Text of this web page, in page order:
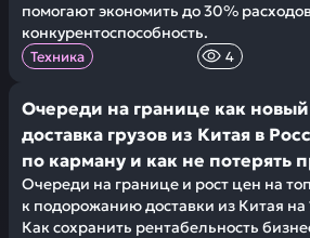
помогают экономить до 30%
конкурентоспособность.
Техника 4
Очереди на границе как
доставка грузов из Китая в
по карману и как не потерять
Очереди на границе и рост цен на
к подорожанию доставки из Китая на
Как сохранить рентабельность